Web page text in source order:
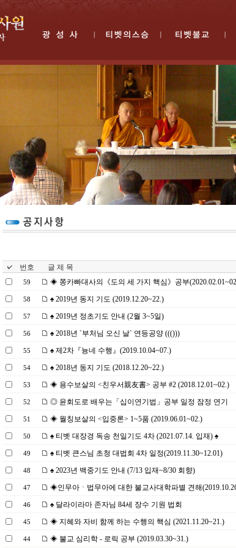
번호 글 제 목
59 ◈ 쫑카빠대사의《도의 세 가지 핵심》공부
58 ♠ 2019년 동지 기도 (2019.12.20~22.)
57 ♠ 2019년 정초기도 안내 (2월 3~5일)
56 ♠ 2018년 `부처님 오신 날` 연등공양 ((()))
55 ♠ 제2차『늉네 수행』(2019.10.04~07.)
54 ♠ 2018년 동지 기도 (2018.12.20~22.)
53 ◈ 용수보살의 <친우서親友書> 공부 #2 (2018.12.01~02.)
52 ◎ 윤회도로 배우는「십이연기법」공부 일정 잠정 연기
51 ◈ 월칭보살의 <입중론> 1~5품 (2019.06.01~02.)
50 ♠ 티벳 대장경 독송 천일기도 4차 (2021.07.14. 입재) ♠
49 ♠ 티벳 큰스님 초청 대법회 4차 일정(2019.11.30~12.01)
48 ♠ 2023년 백중기도 안내 (7/13 입재~8/30 회향)
47 ◈인무아ㆍ법무아에 대한 불교사대학파별 견해
46 ♠ 달라이라마 존자님 84세 장수 기원 법회
45 ◈ 지혜와 자비 함께 하는 수행의 핵심 (2021.11.20~21.)
44 ◈ 불교 심리학 - 로릭 공부 (2019.03.30~31.)